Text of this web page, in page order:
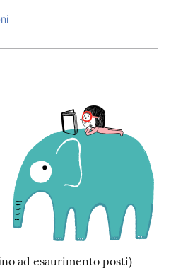
ad esaurimento posti)